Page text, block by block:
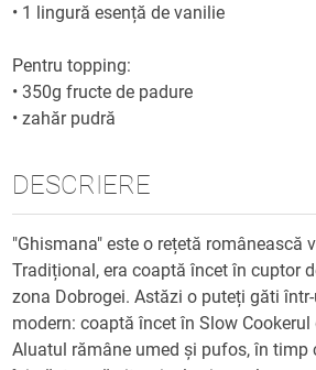
• 1 lingură esență de vanilie
Pentru topping:
•350g fructe de padure
•zahăr pudră
DESCRIERE
"Ghismana" este o rețetă românească
Tradițional, era coaptă încet în cuptor
zona Dobrogei. Astăzi o puteți găti
modern: coaptă încet în Slow Cookerul
Aluatul rămâne umed și pufos, în timp